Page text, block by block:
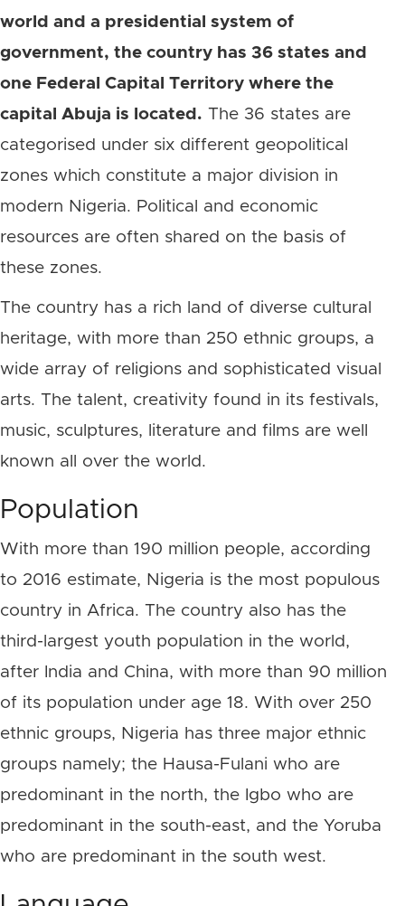
world and a presidential system of
government, the country has 36 states and
one Federal Capital Territory where the
capital Abuja is located. The 36 states are
categorised under six different geopolitical
zones which constitute a major division in
modern Nigeria. Political and economic
resources are often shared on the basis of
these zones.
The country has a rich land of diverse cultural
heritage, with more than 250 ethnic groups, a
wide array of religions and sophisticated visual
arts. The talent, creativity found in its festivals,
music, sculptures, literature and films are well
known all over the world.
Population
With more than 190 million people, according
to 2016 estimate, Nigeria is the most populous
country in Africa. The country also has the
third-largest youth population in the world,
after India and China, with more than 90 million
of its population under age 18. With over 250
ethnic groups, Nigeria has three major ethnic
groups namely; the Hausa-Fulani who are
predominant in the north, the Igbo who are
predominant in the south-east, and the Yoruba
who are predominant in the south west.